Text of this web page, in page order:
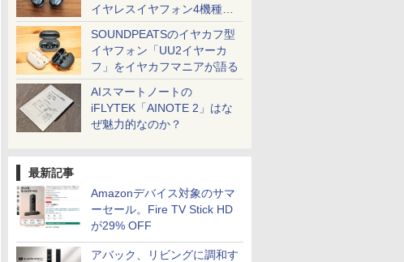
イヤレスイヤフォン4機種を
一気に聴く
SOUNDPEATSのイヤカフ型
イヤフォン「UU2イヤーカ
フ」をイヤカフマニアが語る
AIスマートノートの
iFLYTEK「AINOTE 2」はな
ぜ魅力的なのか？
最新記事
Amazonデバイス対象のサマ
ーセール。Fire TV Stick HD
が29% OFF
アバック、リビングに調和す